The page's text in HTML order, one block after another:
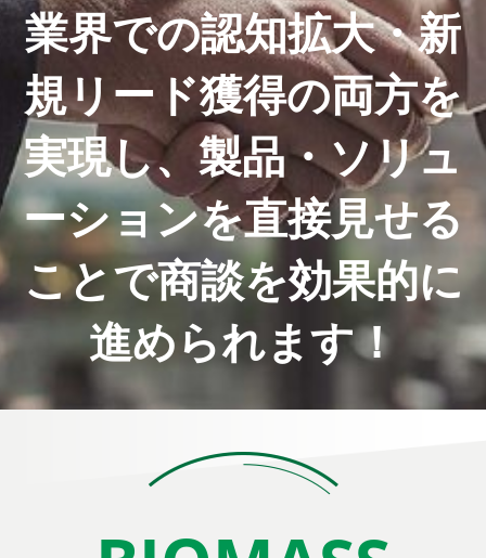
業界での認知拡大・新
規リード獲得の両方を
実現し、製品・ソリュ
ーションを直接見せる
ことで商談を効果的に
進められます！